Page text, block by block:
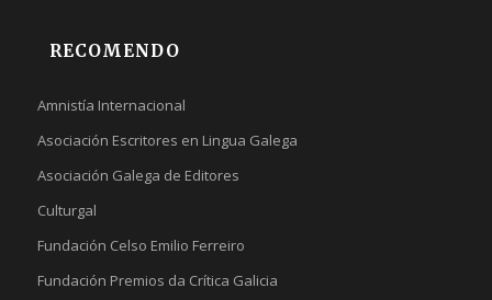
RECOMENDO
Amnistía Internacional
Asociación Escritores en Lingua Galega
Asociación Galega de Editores
Culturgal
Fundación Celso Emilio Ferreiro
Fundación Premios da Crítica Galicia